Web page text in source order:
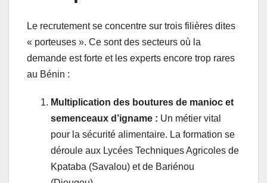
Le recrutement se concentre sur trois filières dites
« porteuses ». Ce sont des secteurs où la
demande est forte et les experts encore trop rares
au Bénin :
Multiplication des boutures de manioc et
semenceaux d’igname : Un métier vital
pour la sécurité alimentaire. La formation se
déroule aux Lycées Techniques Agricoles de
Kpataba (Savalou) et de Bariénou